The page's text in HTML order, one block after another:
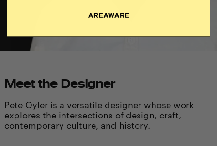
Meet the Designer
Pete Oyler is a versatile designer whose work
explores the intersections of design, craft,
contemporary culture, and history.